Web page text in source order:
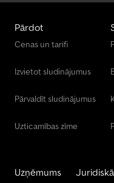
Pārdot
Cenas un tarifi
Izvietot sludinājumus
Pārvaldīt sludinājumus
Uzticamības zīme
Uzņēmums